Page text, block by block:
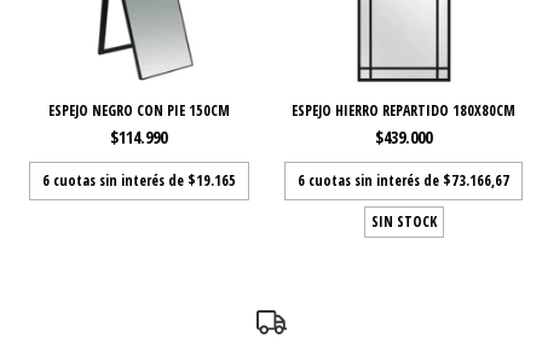
ESPEJO NEGRO CON PIE 150CM
$114.990
6 cuotas sin interés de $19.165
ESPEJO HIERRO REPARTIDO 180X80CM
$439.000
6 cuotas sin interés de $73.166,67
SIN STOCK